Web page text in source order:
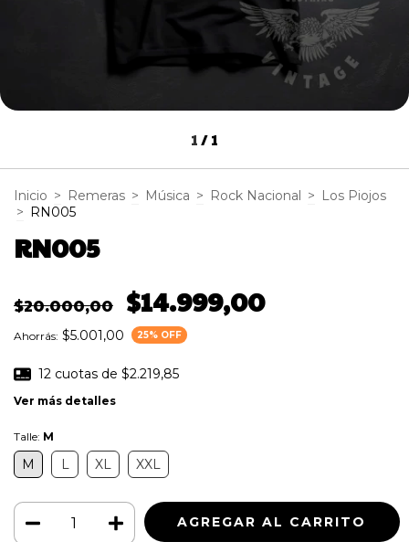
1/1
Inicio > Remeras > Música > Rock Nacional > Los Piojos
> RN005
RN005
$20.000,00 $14.999,00
Ahorrás: $5.001,00 25% OFF
12 cuotas de $2.219,85
Ver más detalles
Talle: M
M L XL XXL